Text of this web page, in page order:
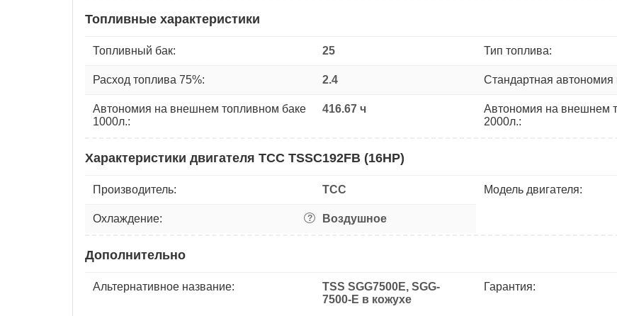
Топливные характеристики
Топливный бак: 25 Тип топлива:
Расход топлива 75%: 2.4 Стандартная автономия
Автономия на внешнем топливном баке
1000л.:
416.67 ч
Автономия на внешнем
2000л.:
Характеристики двигателя ТСС TSSC192FB (16HP)
Производитель: ТСС Модель двигателя:
Охлаждение: ? Воздушное
Дополнительно
Альтернативное название:
TSS SGG7500Е, SGG-
7500-Е в кожухе
Гарантия: